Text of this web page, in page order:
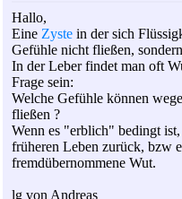
Hallo,
Eine Zyste in der sich
Gefühle nicht fließen,
In der Leber findet man oft
Frage sein:
Welche Gefühle können
fließen ?
Wenn es "erblich" bedingt
früheren Leben zurück, bzw
fremdübernommene Wut.
lg von Andreas